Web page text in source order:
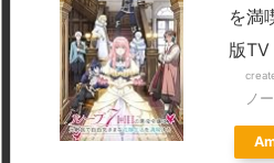
を満
版TV
ノ